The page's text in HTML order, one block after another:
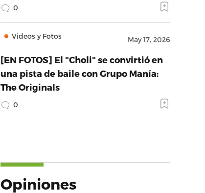
0
Videos y Fotos May 17, 2026
[EN FOTOS] El "Choli" se convirtió en
una pista de baile con Grupo Manía:
The Originals
0
Opiniones